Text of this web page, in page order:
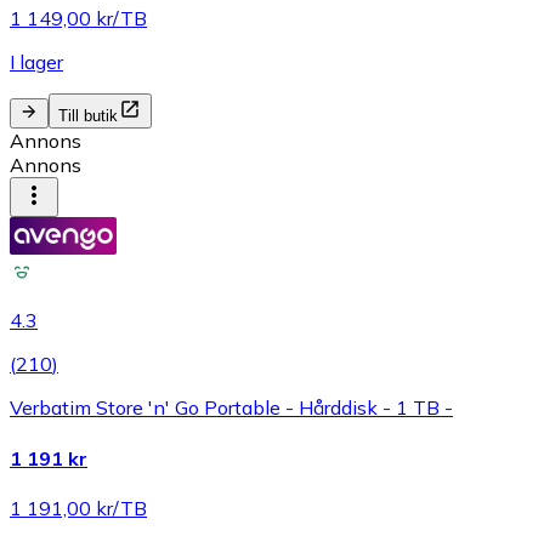
1 149,00 kr/TB
I lager
Till butik
Annons
Annons
4.3
(210)
Verbatim Store 'n' Go Portable - Hårddisk - 1 TB -
1 191 kr
1 191,00 kr/TB